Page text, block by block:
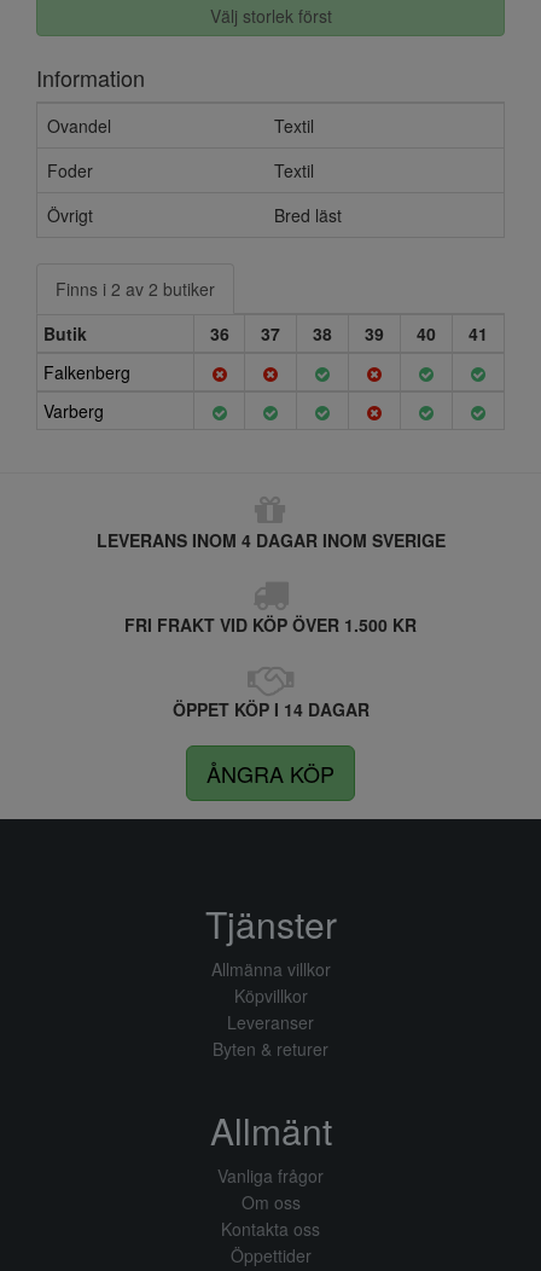
Välj storlek först
Information
Ovandel
Textil
Foder
Textil
Övrigt
Bred läst
Finns i 2 av 2 butiker
Butik
36 37 38 39 40
41
Falkenberg
Varberg
LEVERANS INOM 4 DAGAR INOM SVERIGE
FRI FRAKT VID KÖP ÖVER 1.500 KR
ÖPPET KÖP I 14 DAGAR
ÅNGRA KÖP
Tjänster
Allmänna villkor
Köpvillkor
Leveranser
Byten & returer
Allmänt
Vanliga frågor
Om oss
Kontakta oss
Öppettider